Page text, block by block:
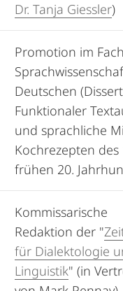
Dr. Tanja Giessler)
Promotion im Fach
Deutschen
Funktionaler
und sprachliche
Kochrezepten des
frühen 20.
Kommissarische
Redaktion der "
für Dialektologie
Linguistik" (in